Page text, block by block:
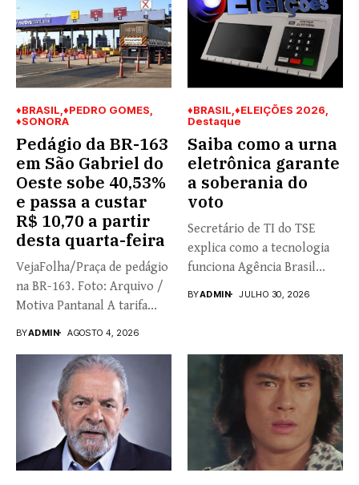
♦BRASIL ♦PEDRO GOMES
♦SONORA
Pedágio da BR-163
em São Gabriel do
Oeste sobe 40,53%
e passa a custar
R$ 10,70 a partir
desta quarta-feira
VejaFolha/Praça de pedágio
na BR-163. Foto: Arquivo /
Motiva Pantanal A tarifa...
BYADMIN AGOSTO 4, 2026
♦BRASIL ♦ELEIÇÕES 2026
Destaque
Saiba como a urna
eletrônica garante
a soberania do
voto
Secretário de TI do TSE
explica como a tecnologia
funciona Agência Brasil...
BYADMIN JULHO 30, 2026